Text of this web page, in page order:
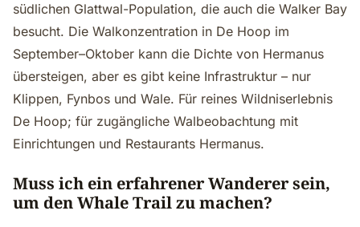
südlichen Glattwal-Population, die auch die Walker Bay
besucht. Die Walkonzentration in De Hoop im
September–Oktober kann die Dichte von Hermanus
übersteigen, aber es gibt keine Infrastruktur – nur
Klippen, Fynbos und Wale. Für reines Wildniserlebnis
De Hoop; für zugängliche Walbeobachtung mit
Einrichtungen und Restaurants Hermanus.
Muss ich ein erfahrener Wanderer sein,
um den Whale Trail zu machen?